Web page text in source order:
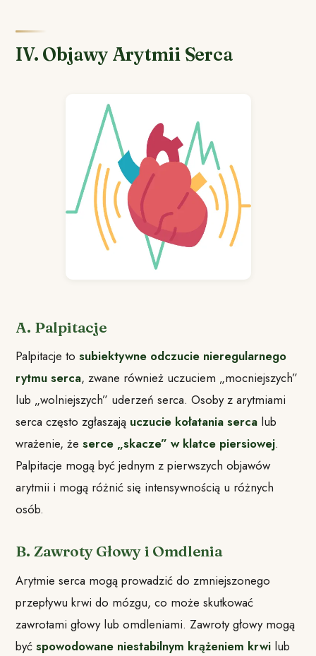
IV. Objawy Arytmii Serca
A. Palpitacje
Palpitacje tosubiektywne odczucie nieregularnego
rytmu serca, zwane również uczuciem „mocniejszych”
lub „wolniejszych” uderzeń serca. Osoby z arytmiami
serca często zgłaszają uczucie kołatania serca lub
wrażenie, że serce „skacze” w klatce piersiowej.
Palpitacje mogą być jednym z pierwszych objawów
arytmii i mogą różnić się intensywnością u różnych
osób.
B. Zawroty Głowy i Omdlenia
Arytmie serca mogą prowadzić do zmniejszonego
przepływu krwi do mózgu, co może skutkować
zawrotami głowy lub omdleniami. Zawroty głowy mogą
byćspowodowane niestabilnym krążeniem krwi lub